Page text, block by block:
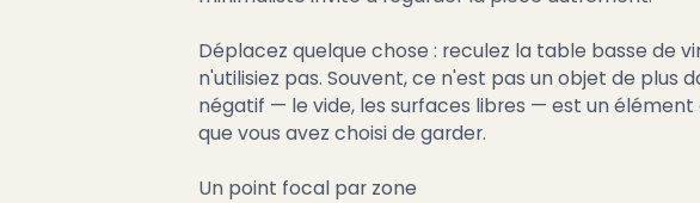
Déplacez quelque chose : reculez la table basse de
n'utilisiez pas. Souvent, ce n'est pas un objet de plus
négatif — le vide, les surfaces libres — est un
que vous avez choisi de garder.
Un point focal par zone